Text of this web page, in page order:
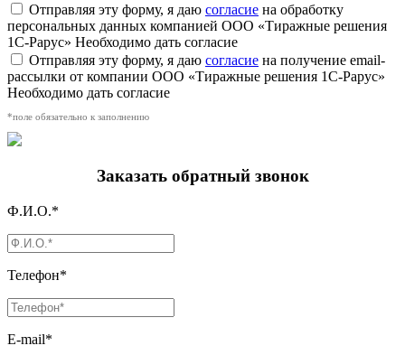
Отправляя эту форму, я даю согласие на обработку
персональных данных компанией ООО «Тиражные решения
1С-Рарус» Необходимо дать согласие
Отправляя эту форму, я даю согласие на получение email-
рассылки от компании ООО «Тиражные решения 1С-Рарус»
Необходимо дать согласие
*поле обязательно к заполнению
Заказать обратный звонок
Ф.И.О.*
Телефон*
E-mail*